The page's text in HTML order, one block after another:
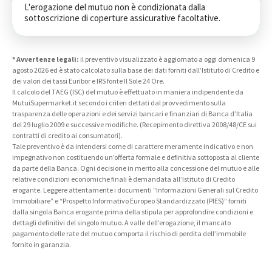
L'erogazione del mutuo non è condizionata dalla
sottoscrizione di coperture assicurative facoltative.
* Avvertenze legali: il preventivo visualizzato è aggiornato a oggi domenica 9
agosto 2026 ed è stato calcolato sulla base dei dati forniti dall’Istituto di Credito e
dei valori dei tassi Euribor e IRS fonte Il Sole 24 Ore.
Il calcolo del TAEG (ISC) del mutuo è effettuato in maniera indipendente da
MutuiSupermarket.it secondo i criteri dettati dal provvedimento sulla
trasparenza delle operazioni e dei servizi bancari e finanziari di Banca d’Italia
del 29 luglio 2009 e successive modifiche. (Recepimento direttiva 2008/48/CE sui
contratti di credito ai consumatori).
Tale preventivo è da intendersi come di carattere meramente indicativo e non
impegnativo non costituendo un’offerta formale e definitiva sottoposta al cliente
da parte della Banca. Ogni decisione in merito alla concessione del mutuo e alle
relative condizioni economiche finali è demandata all’Istituto di Credito
erogante. Leggere attentamente i documenti “Informazioni Generali sul Credito
Immobiliare” e “Prospetto Informativo Europeo Standardizzato (PIES)” forniti
dalla singola Banca erogante prima della stipula per approfondire condizioni e
dettagli definitivi del singolo mutuo. A valle dell’erogazione, il mancato
pagamento delle rate del mutuo comporta il rischio di perdita dell’immobile
fornito in garanzia.